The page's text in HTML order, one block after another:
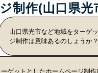
制作(山口県光
山口県光市など地域をターゲ
ジ制作は意味あるのしょうか？
ゲットとしたホームページ制作